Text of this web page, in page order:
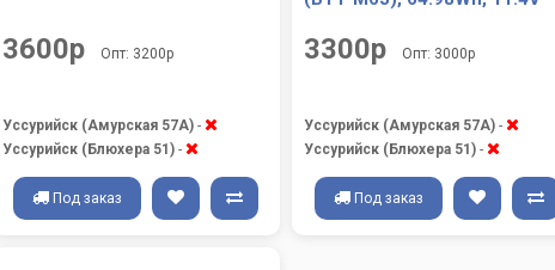
3600р Опт: 3200р
Уссурийск (Амурская 57А) -
Уссурийск (Блюхера 51) -
Под заказ
3300р Опт: 3000р
Уссурийск (Амурская 57А) -
Уссурийск (Блюхера 51) -
Под заказ